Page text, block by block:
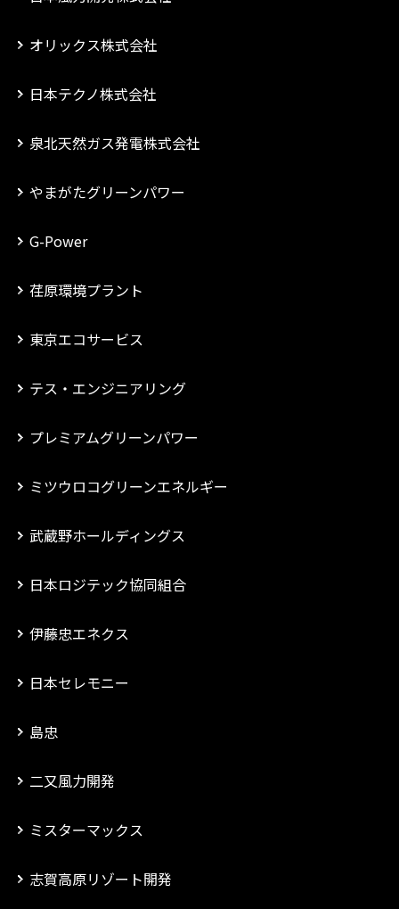
オリックス株式会社
日本テクノ株式会社
泉北天然ガス発電株式会社
やまがたグリーンパワー
G-Power
荏原環境プラント
東京エコサービス
テス・エンジニアリング
プレミアムグリーンパワー
ミツウロコグリーンエネルギー
武蔵野ホールディングス
日本ロジテック協同組合
伊藤忠エネクス
日本セレモニー
島忠
二又風力開発
ミスターマックス
志賀高原リゾート開発